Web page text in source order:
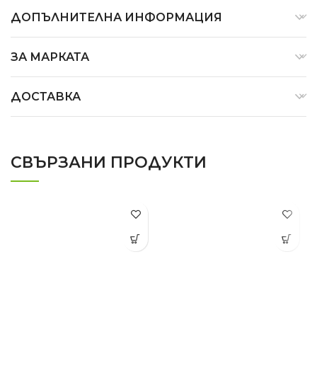
ДОПЪЛНИТЕЛНА ИНФОРМАЦИЯ
ЗА МАРКАТА
ДОСТАВКА
СВЪРЗАНИ ПРОДУКТИ